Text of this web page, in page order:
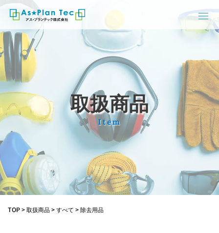
取扱商品
Item
TOP>取扱商品>すべて >除去用品